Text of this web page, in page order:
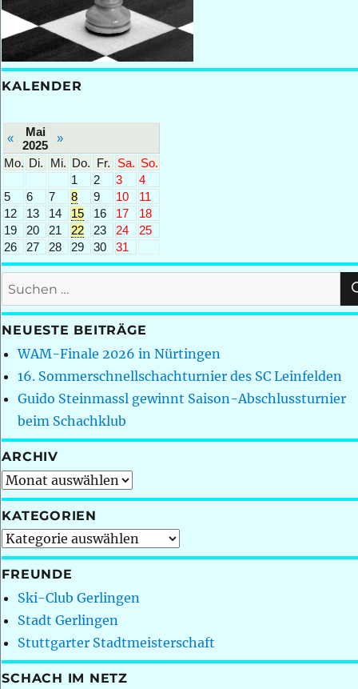
KALENDER
«
Mai
2025
»
Mo. Di. Mi. Do. Fr. Sa. So.
1
2 3
4
5
6 7 8 9 10
11
12
13 14 15 16 17
18
19
20 21 22 23 24
25
26
27 28 29 30 31
Suchen
nach:
NEUESTE BEITRÄGE
WAM-Finale 2026 in Nürtingen
16. Sommerschnellschachturnier des SC Leinfelden
Guido Steinmassl gewinnt Saison-Abschlussturnier
beim Schachklub
ARCHIV
Archiv
KATEGORIEN
Kategorien
FREUNDE
Ski-Club Gerlingen
Stadt Gerlingen
Stuttgarter Stadtmeisterschaft
SCHACH IM NETZ